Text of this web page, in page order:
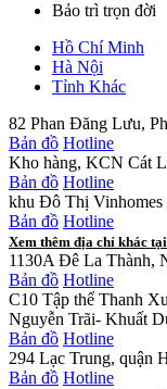
Bảo trì trọn đời
Hồ Chí Minh
Hà Nội
Tỉnh Khác
82 Phan Đăng Lưu,
Bản đồ Hotline
Kho hàng, KCN Cát
Bản đồ Hotline
khu Đô Thị Vinhomes
Bản đồ Hotline
Xem thêm địa chỉ khác
1130A Đê La Thành,
Bản đồ Hotline
C10 Tập thể Thanh
Nguyễn Trãi- Khuất
Bản đồ Hotline
294 Lạc Trung, quận
Bản đồ Hotline